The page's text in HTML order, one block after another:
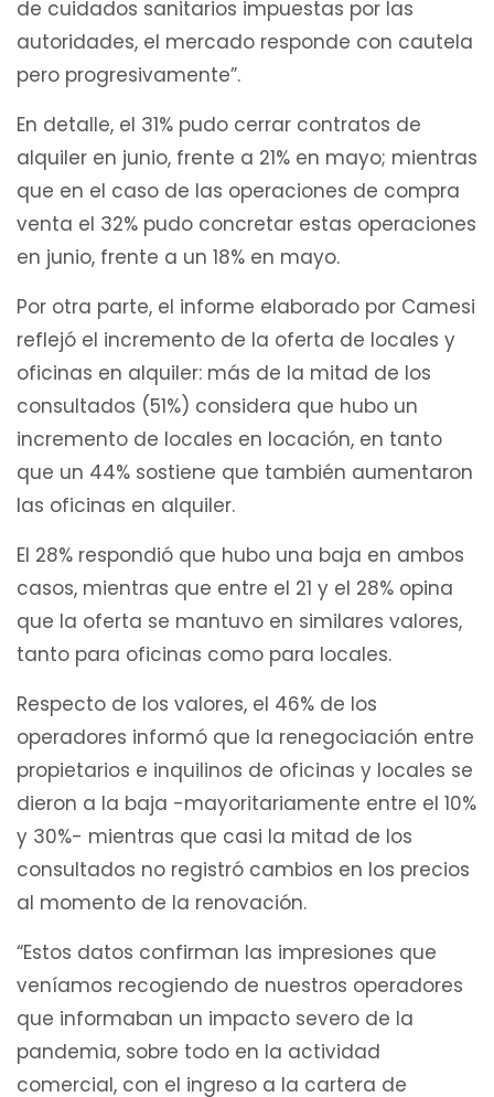
de cuidados sanitarios impuestas por las
autoridades, el mercado responde con cautela
pero progresivamente”.
En detalle, el 31% pudo cerrar contratos de
alquiler en junio, frente a 21% en mayo; mientras
que en el caso de las operaciones de compra
venta el 32% pudo concretar estas operaciones
en junio, frente a un 18% en mayo.
Por otra parte, el informe elaborado por Camesi
reflejó el incremento de la oferta de locales y
oficinas en alquiler: más de la mitad de los
consultados (51%) considera que hubo un
incremento de locales en locación, en tanto
que un 44% sostiene que también aumentaron
las oficinas en alquiler.
El 28% respondió que hubo una baja en ambos
casos, mientras que entre el 21 y el 28% opina
que la oferta se mantuvo en similares valores,
tanto para oficinas como para locales.
Respecto de los valores, el 46% de los
operadores informó que la renegociación entre
propietarios e inquilinos de oficinas y locales se
dieron a la baja -mayoritariamente entre el 10%
y 30%- mientras que casi la mitad de los
consultados no registró cambios en los precios
al momento de la renovación.
“Estos datos confirman las impresiones que
veníamos recogiendo de nuestros operadores
que informaban un impacto severo de la
pandemia, sobre todo en la actividad
comercial, con el ingreso a la cartera de